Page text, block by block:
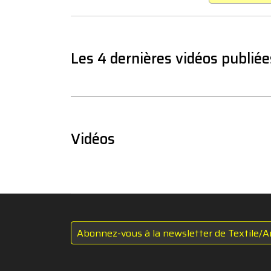
Les 4 dernières vidéos
Vidéos
Abonnez-vous à la newsletter de Textile/